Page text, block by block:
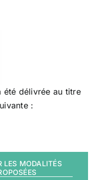
été délivrée au titre
:
LES MODALITÉS